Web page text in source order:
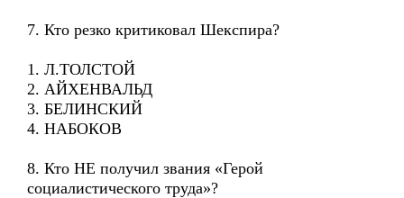
7. Кто резко критиковал Шекспира?
1. Л.ТОЛСТОЙ
2. АЙХЕНВАЛЬД
3. БЕЛИНСКИЙ
4. НАБОКОВ
8. Кто НЕ получил звания «Герой
социалистического труда»?